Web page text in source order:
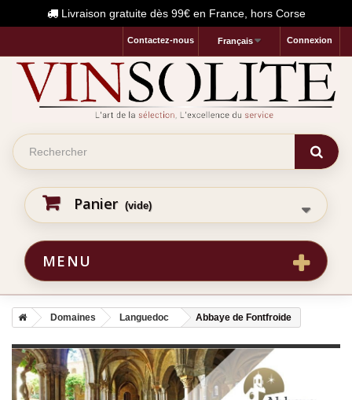
Livraison gratuite dès 99€ en France, hors Corse
Connexion
Français
Contactez-nous
Panier (vide)
MENU
Domaines Languedoc Abbaye de Fontfroide